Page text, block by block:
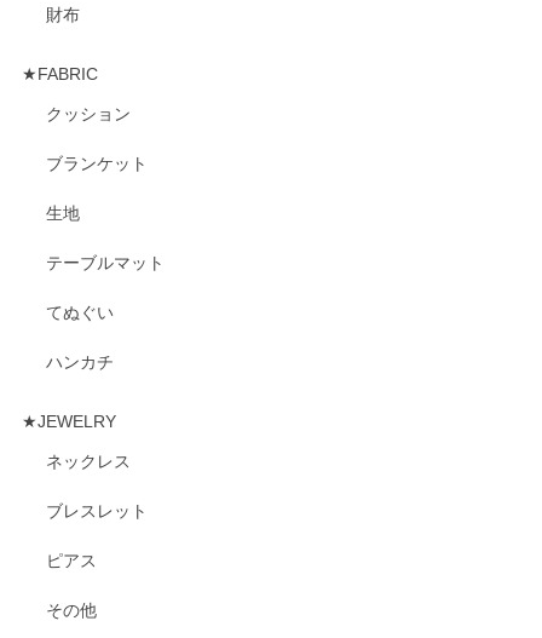
財布
★FABRIC
クッション
ブランケット
生地
テーブルマット
てぬぐい
ハンカチ
★JEWELRY
ネックレス
ブレスレット
ピアス
その他